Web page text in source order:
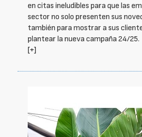
en citas ineludibles para que las
sector no solo presenten sus
también para mostrar a sus
plantear la nueva campaña 24/25.
[+]